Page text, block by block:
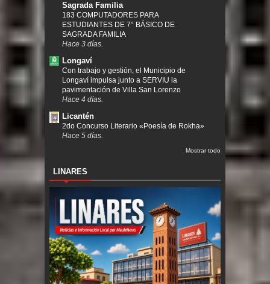
Sagrada Familia
183 COMPUTADORES PARA
ESTUDIANTES DE 7° BÁSICO DE
SAGRADA FAMILIA
Hace 3 días.
Longaví
Con trabajo y gestión, el Municipio de
Longaví impulsa junto a SERVIU la
pavimentación de Villa San Lorenzo
Hace 4 días.
Licantén
2do Concurso Literario «Poesía de Rokha»
Hace 5 días.
Mostrar todo
LINARES